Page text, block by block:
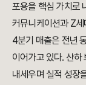
포용을 핵심 가치로
커뮤니케이션과 Z
4분기 매출은 전년
이어가고 있다. 산하
내세우며 실적 성장